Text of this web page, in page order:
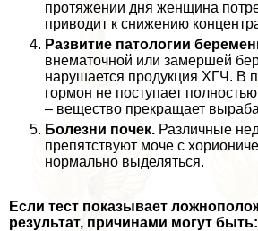
протяжении дня женщина
приводит к снижению
Развитие патологии
внематочной или замершей
нарушается продукция ХГЧ. В
гормон не поступает
– вещество прекращает
Болезни почек. Различные
препятствуют моче с
нормально выделяться.
Если тест показывает
результат, причинами могут быть: